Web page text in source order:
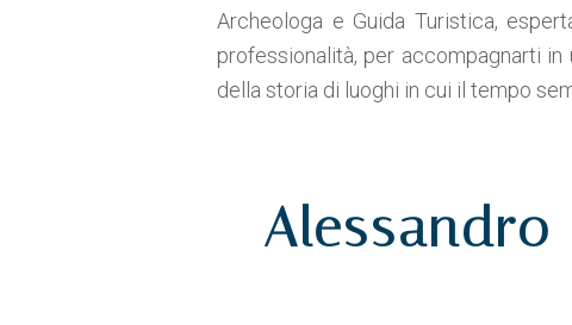
Archeologa e Guida Turistica,
professionalità, per accompagnarti in
della storia di luoghi in cui il tempo
Alessandro